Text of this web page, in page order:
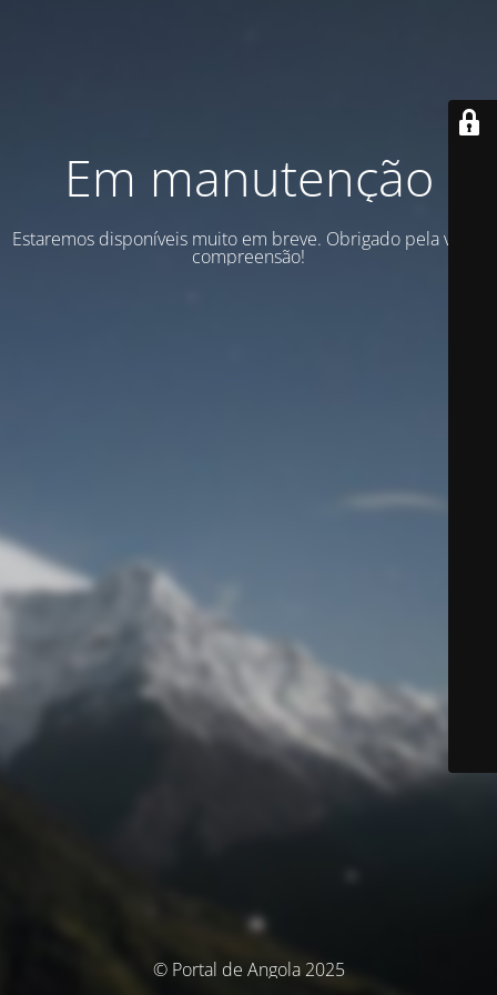
Em manutenção
Estaremos disponíveis muito em breve. Obrigado pela vossa
compreensão!
© Portal de Angola 2025